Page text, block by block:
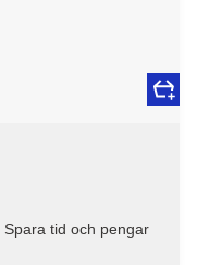
tid och pengar